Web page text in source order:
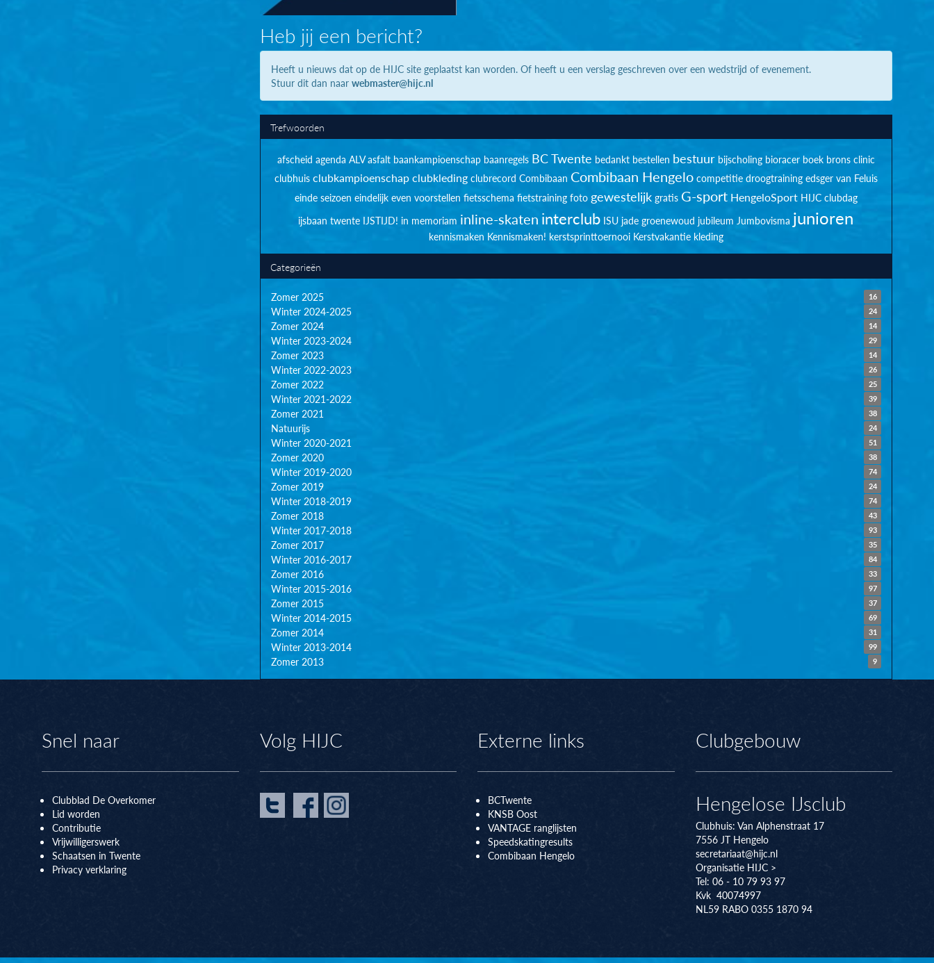
Heb jij een bericht?
Heeft u nieuws dat op de HIJC site geplaatst kan worden. Of heeft u een verslag geschreven over een wedstrijd of evenement.
Stuur dit dan naar webmaster@hijc.nl
Trefwoorden
afscheid agenda ALV asfalt baankampioenschap baanregels BC Twente bedankt bestellen bestuur bijscholing bioracer boek brons clinic
clubhuis clubkampioenschapclubkleding clubrecord Combibaan Combibaan Hengelo competitie droogtraining edsger van Feluis
einde seizoen eindelijk even voorstellen fietsschema fietstraining foto gewestelijk gratis G-sport HengeloSport HIJC clubdag
ijsbaan twente IJSTIJD! in memoriam inline-skaten interclub ISU jade groenewoud jubileum Jumbovisma junioren
kennismaken Kennismaken! kerstsprinttoernooi Kerstvakantie kleding
Categorieën
16
Zomer 2025
24
Winter 2024-2025
14
Zomer 2024
29
Winter 2023-2024
14
Zomer 2023
26
Winter 2022-2023
25
Zomer 2022
39
Winter 2021-2022
38
Zomer 2021
24
Natuurijs
51
Winter 2020-2021
38
Zomer 2020
74
Winter 2019-2020
24
Zomer 2019
74
Winter 2018-2019
43
Zomer 2018
93
Winter 2017-2018
35
Zomer 2017
84
Winter 2016-2017
33
Zomer 2016
97
Winter 2015-2016
37
Zomer 2015
69
Winter 2014-2015
31
Zomer 2014
99
Winter 2013-2014
9
Zomer 2013
Snel naar
Clubblad De Overkomer
Lid worden
Contributie
Vrijwilligerswerk
Schaatsen in Twente
Privacy verklaring
Volg HIJC Externe links
BCTwente
KNSB Oost
VANTAGE ranglijsten
Speedskatingresults
Combibaan Hengelo
Clubgebouw
Hengelose IJsclub
Clubhuis: Van Alphenstraat 17
7556 JT Hengelo
secretariaat@hijc.nl
Organisatie HIJC >
Tel: 06 - 10 79 93 97
Kvk 40074997
NL59 RABO 0355 1870 94